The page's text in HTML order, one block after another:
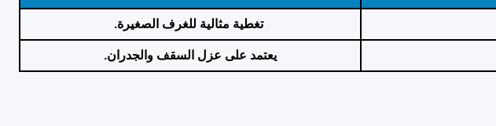
تغطية مثالية للغرف الصغيرة.
يعتمد على عزل السقف والجدران.